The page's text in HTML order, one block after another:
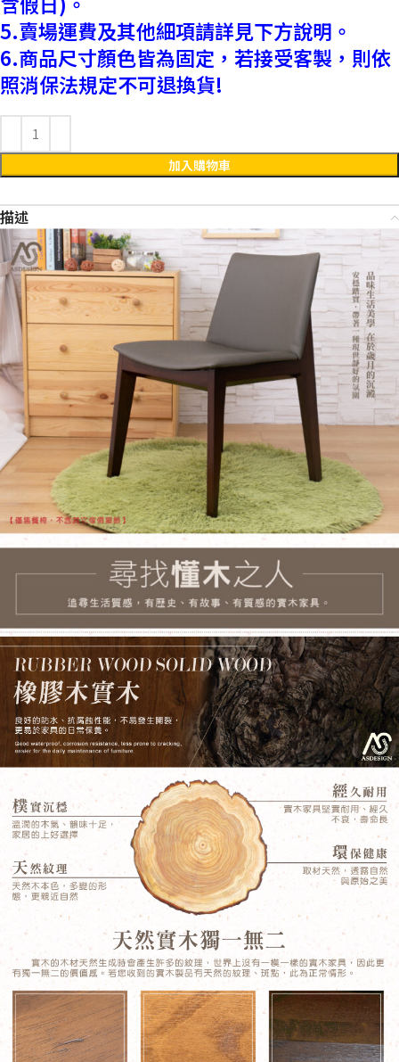
5.賣場運費及其他細項請詳見下方說明。
6.商品尺寸顏色皆為固定，若接受客製，則依
照消保法規定不可退換貨!
加入購物車
描述